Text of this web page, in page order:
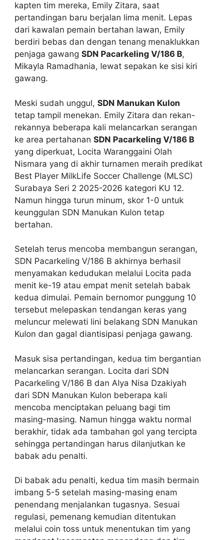
kapten tim mereka, Emily Zitara, saat
pertandingan baru berjalan lima menit. Lepas
dari kawalan pemain bertahan lawan, Emily
berdiri bebas dan dengan tenang menaklukkan
penjaga gawang SDN Pacarkeling V/186 B,
Mikayla Ramadhania, lewat sepakan ke sisi kiri
gawang.
Meski sudah unggul, SDN Manukan Kulon
tetap tampil menekan. Emily Zitara dan rekan-
rekannya beberapa kali melancarkan serangan
ke area pertahanan SDN Pacarkeling V/186 B
yang diperkuat, Locita Waranggaini Olah
Nismara yang di akhir turnamen meraih predikat
Best Player MilkLife Soccer Challenge (MLSC)
Surabaya Seri 2 2025-2026 kategori KU 12.
Namun hingga turun minum, skor 1-0 untuk
keunggulan SDN Manukan Kulon tetap
bertahan.
Setelah terus mencoba membangun serangan,
SDN Pacarkeling V/186 B akhirnya berhasil
menyamakan kedudukan melalui Locita pada
menit ke-19 atau empat menit setelah babak
kedua dimulai. Pemain bernomor punggung 10
tersebut melepaskan tendangan keras yang
meluncur melewati lini belakang SDN Manukan
Kulon dan gagal diantisipasi penjaga gawang.
Masuk sisa pertandingan, kedua tim bergantian
melancarkan serangan. Locita dari SDN
Pacarkeling V/186 B dan Alya Nisa Dzakiyah
dari SDN Manukan Kulon beberapa kali
mencoba menciptakan peluang bagi tim
masing-masing. Namun hingga waktu normal
berakhir, tidak ada tambahan gol yang tercipta
sehingga pertandingan harus dilanjutkan ke
babak adu penalti.
Di babak adu penalti, kedua tim masih bermain
imbang 5-5 setelah masing-masing enam
penendang menjalankan tugasnya. Sesuai
regulasi, pemenang kemudian ditentukan
melalui coin toss untuk menentukan tim yang